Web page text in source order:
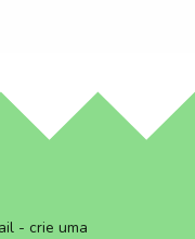
- crie uma